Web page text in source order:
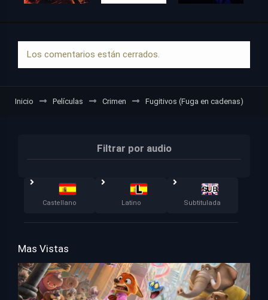
Los comentarios están cerrados.
Inicio Películas Crimen Fugitivos (Fuga en cadenas)
Filtrar por audio
Castellano Latino Subtitulada
Mas Vistas